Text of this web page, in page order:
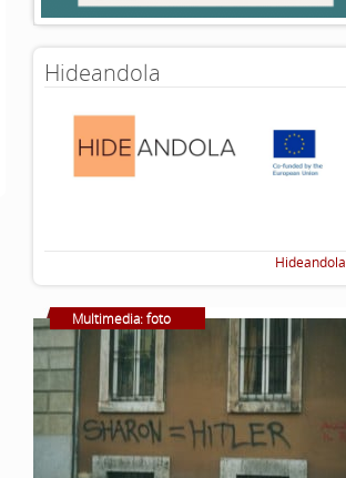
Hideandola
Hideandola
Multimedia: foto